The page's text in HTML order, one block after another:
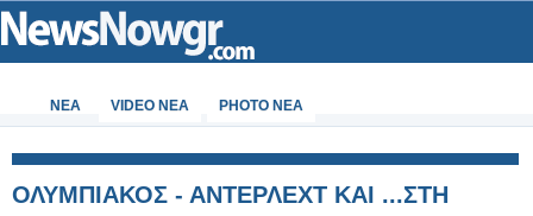
ΝΕΑ VIDEO NEA PHOTO NEA
ΟΛΥΜΠΙΑΚΟΣ - ΑΝΤΕΡΛΕΧΤ ΚΑΙ ...ΣΤΗ